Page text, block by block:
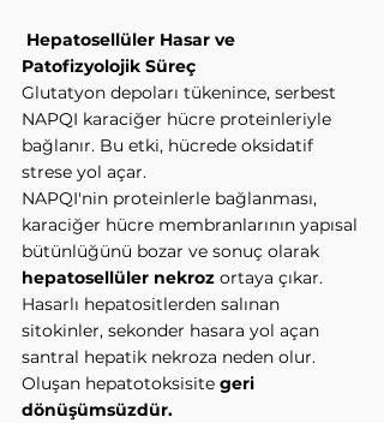
Hepatosellüler Hasar ve
Patofizyolojik Süreç
Glutatyon depoları tükenince, serbest
NAPQI karaciğer hücre proteinleriyle
bağlanır. Bu etki, hücrede oksidatif
strese yol açar.
NAPQI'nin proteinlerle bağlanması,
karaciğer hücre membranlarının yapısal
bütünlüğünü bozar ve sonuç olarak
hepatosellüler nekroz ortaya çıkar.
Hasarlı hepatositlerden salınan
sitokinler, sekonder hasara yol açan
santral hepatik nekroza neden olur.
Oluşan hepatotoksisite geri
dönüşümsüzdür.